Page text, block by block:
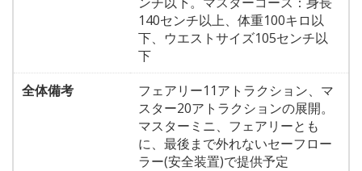
140センチ以上、体重100キロ以
下、ウエストサイズ105センチ以
下
全体備考
フェアリー11アトラクション、マ
スター20アトラクションの展開。
マスターミニ、フェアリーとも
に、最後まで外れないセーフロー
ラー(安全装置)で提供予定